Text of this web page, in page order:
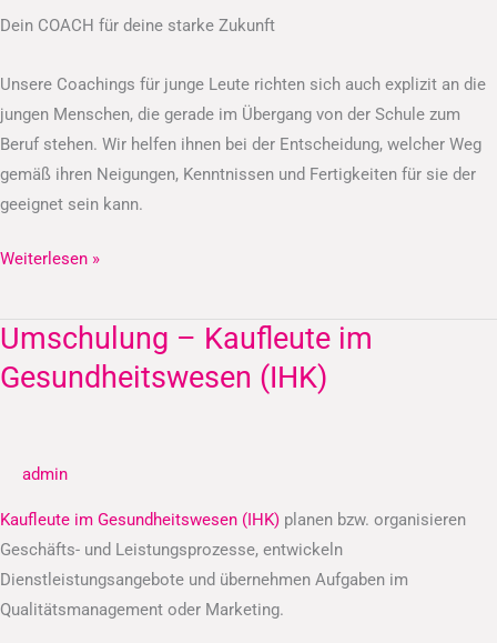
Dein COACH für deine starke Zukunft
Unsere Coachings für junge Leute richten sich auch explizit an die
jungen Menschen, die gerade im Übergang von der Schule zum
Beruf stehen. Wir helfen ihnen bei der Entscheidung, welcher Weg
gemäß ihren Neigungen, Kenntnissen und Fertigkeiten für sie der
geeignet sein kann.
Weiterlesen »
Umschulung – Kaufleute im
Gesundheitswesen (IHK)
admin
Kaufleute im Gesundheitswesen (IHK) planen bzw. organisieren
Geschäfts- und Leistungsprozesse, entwickeln
Dienstleistungsangebote und übernehmen Aufgaben im
Qualitätsmanagement oder Marketing.
Umschulung
–
Kaufleute
(IHK)